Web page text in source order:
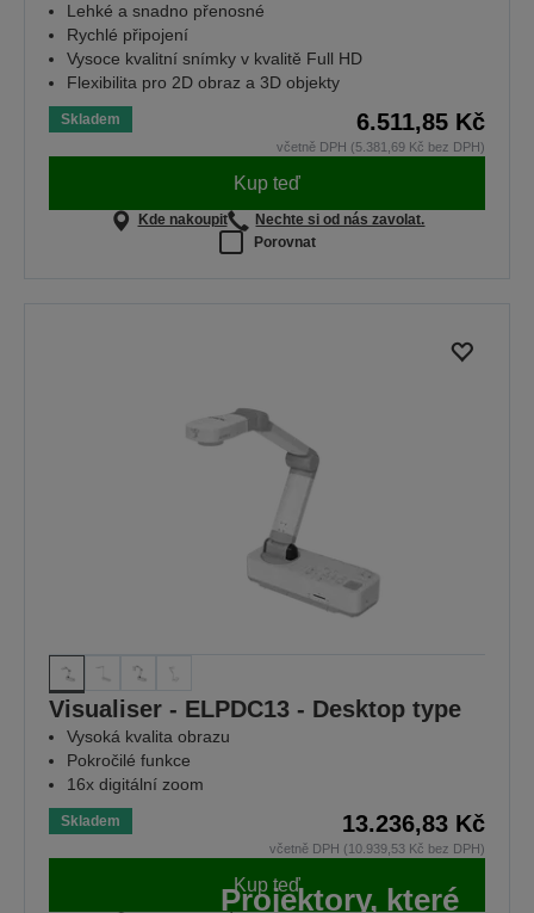
Lehké a snadno přenosné
Rychlé připojení
Vysoce kvalitní snímky v kvalitě Full HD
Flexibilita pro 2D obraz a 3D objekty
Skladem 6.511,85 Kč
včetně DPH (5.381,69 Kč bez DPH)
Kup teď
Kde nakoupit
Nechte si od nás zavolat.
Porovnat
Visualiser - ELPDC13 - Desktop type
Vysoká kvalita obrazu
Pokročilé funkce
16x digitální zoom
Skladem 13.236,83 Kč
včetně DPH (10.939,53 Kč bez DPH)
Kup teď
Projektory, které